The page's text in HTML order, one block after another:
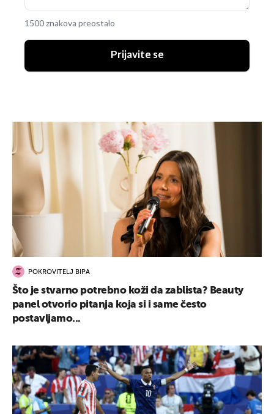
1500 znakova preostalo
Prijavite se
POKROVITELJ BIPA
Što je stvarno potrebno koži da zablista? Beauty
panel otvorio pitanja koja si i same često
postavljamo...